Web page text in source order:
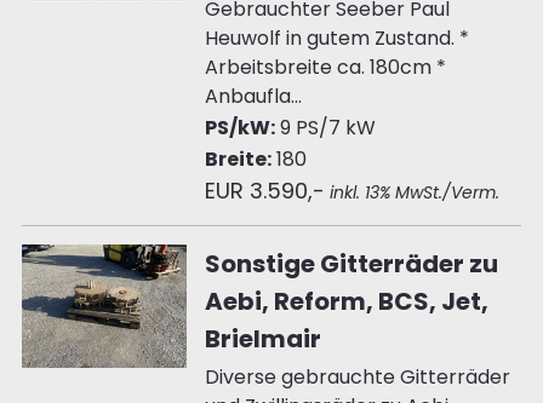
Gebrauchter Seeber Paul
Heuwolf in gutem Zustand. *
Arbeitsbreite ca. 180cm *
Anbaufla...
PS/kW:9 PS/7 kW
Breite:180
EUR 3.590,- inkl. 13% MwSt./Verm.
Sonstige Gitterräder zu
Aebi, Reform, BCS, Jet,
Brielmair
Diverse gebrauchte Gitterräder